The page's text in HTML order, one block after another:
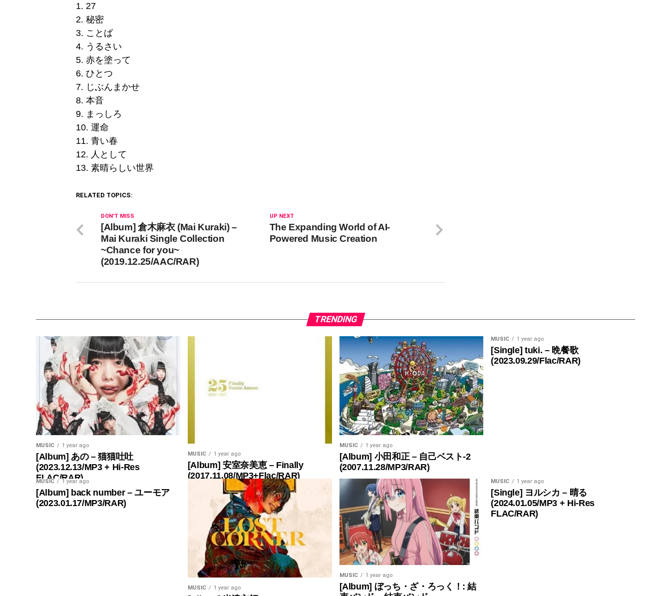
1. 27
2. 秘密
3. ことば
4. うるさい
5. 赤を塗って
6. ひとつ
7. じぶんまかせ
8. 本音
9. まっしろ
10. 運命
11. 青い春
12. 人として
13. 素晴らしい世界
RELATED TOPICS:
UP NEXT
The Expanding World of AI-
Powered Music Creation
DON'T MISS
[Album] 倉木麻衣 (Mai Kuraki) –
Mai Kuraki Single Collection
~Chance for you~
(2019.12.25/AAC/RAR)
TRENDING
MUSIC 1 year ago
[Album] あの – 猫猫吐吐
(2023.12.13/MP3 + Hi-Res
FLAC/RAR)
MUSIC 1 year ago
[Album] 安室奈美恵 – Finally
(2017.11.08/MP3+Flac/RAR)
MUSIC 1 year ago
[Album] 小田和正 – 自己ベスト-2
(2007.11.28/MP3/RAR)
MUSIC 1 year ago
[Single] tuki. – 晩餐歌
(2023.09.29/Flac/RAR)
MUSIC 1 year ago
[Album] back number – ユーモア
(2023.01.17/MP3/RAR)
MUSIC 1 year ago
MUSIC 1 year ago
[Album] ぼっち・ざ・ろっく！: 結
MUSIC 1 year ago
[Single] ヨルシカ – 晴る
(2024.01.05/MP3 + Hi-Res
FLAC/RAR)